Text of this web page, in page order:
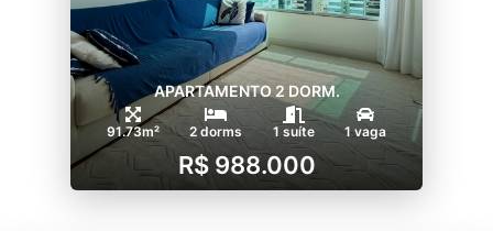
APARTAMENTO 2 DORM.
91.73m² 2 dorms 1 suíte 1 vaga
R$ 988.000